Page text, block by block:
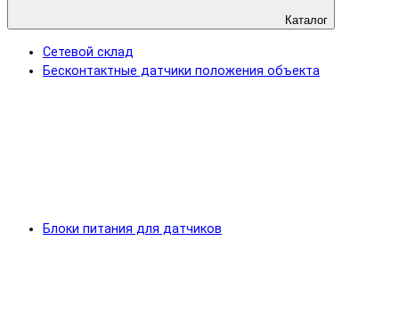
Каталог
Сетевой склад
Бесконтактные датчики положения объекта
Блоки питания для датчиков